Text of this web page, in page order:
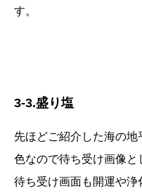
す。
3-3.盛り塩
先ほどご紹介した海の
色なので待ち受け画像
待ち受け画面も開運や浄